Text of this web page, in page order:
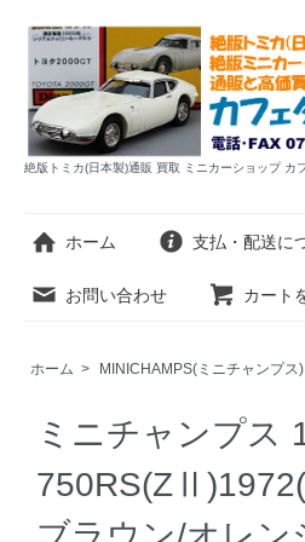
絶版トミカ(日本製)通販 買取 ミニカーショップ カ
ホーム 支払・配送に
お問い合わせ カート
ホーム > MINICHAMPS(ミニチャンプス)
ミニチャンプス